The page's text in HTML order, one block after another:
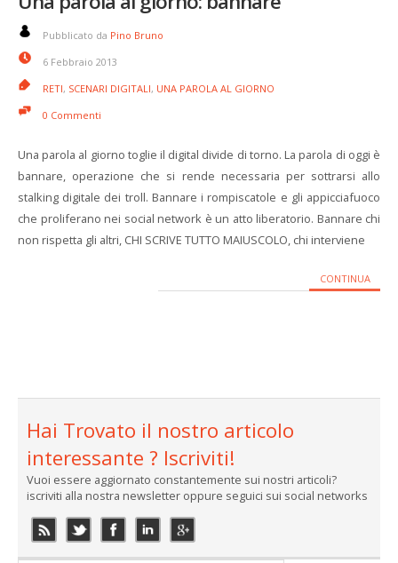
Pubblicato da Pino Bruno
6 Febbraio 2013
RETI, SCENARI DIGITALI, UNA PAROLA AL GIORNO
0 Commenti
Una parola al giorno toglie il digital divide di torno. La parola di oggi è
bannare, operazione che si rende necessaria per sottrarsi allo
stalking digitale dei troll. Bannare i rompiscatole e gli appicciafuoco
che proliferano nei social network è un atto liberatorio. Bannare chi
non rispetta gli altri, CHI SCRIVE TUTTO MAIUSCOLO, chi interviene
CONTINUA
Hai Trovato il nostro articolo
interessante ? Iscriviti!
Vuoi essere aggiornato constantemente sui nostri articoli?
iscriviti alla nostra newsletter oppure seguici sui social networks